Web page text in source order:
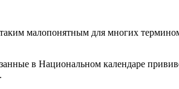
малопонятным для многих
в Национальном календаре